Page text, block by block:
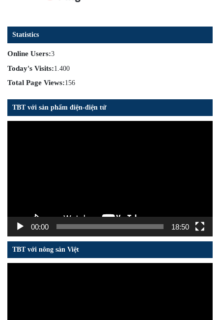
Statistics
Online Users:3
Today's Visits:1.400
Total Page Views:156
TBT với sản phẩm điện-điện tử
00:00 18:50
TBT với nông sản Việt